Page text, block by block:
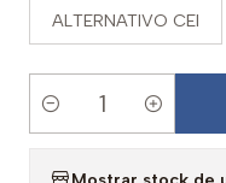
ALTERNATIVO CEI